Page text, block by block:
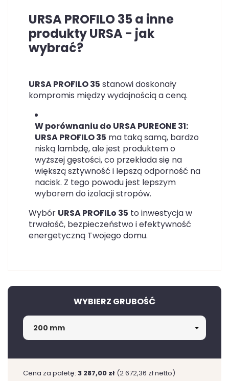
URSA PROFILO 35 a inne
produkty URSA - jak
wybrać?
URSA PROFILO 35 stanowi doskonały
kompromis między wydajnością a ceną.
W porównaniu do URSA PUREONE 31:
URSA PROFILO 35 ma taką samą, bardzo
niską lambdę, ale jest produktem o
wyższej gęstości, co przekłada się na
większą sztywność i lepszą odporność na
nacisk. Z tego powodu jest lepszym
wyborem do izolacji stropów.
Wybór URSA PROFILo 35 to inwestycja w
trwałość, bezpieczeństwo i efektywność
energetyczną Twojego domu.
WYBIERZ GRUBOŚĆ
Cena za paletę: 3 287,00 zł (2 672,36 zł netto)